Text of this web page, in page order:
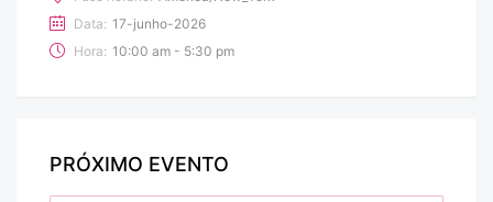
Data: 17-junho-2026
Hora: 10:00 am - 5:30 pm
PRÓXIMO EVENTO